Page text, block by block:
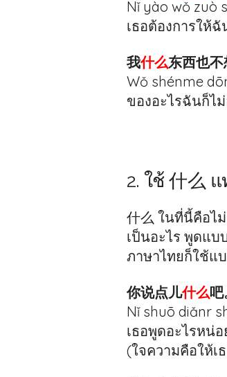
Nǐ yào wǒ zuò
เธอต้องการให้
我什么东西也不
Wǒ shénme
ของอะไรฉันก็ไ
2. ใช้ 什么
什么 ในที่นี้คือไ
เป็นอะไร พูดแบ
ภาษาไทยก็ใช้แ
你说点儿什么吧
Nǐ shuō diǎnr
เธอพูดอะไรหน่อ
(ใจความคือให้